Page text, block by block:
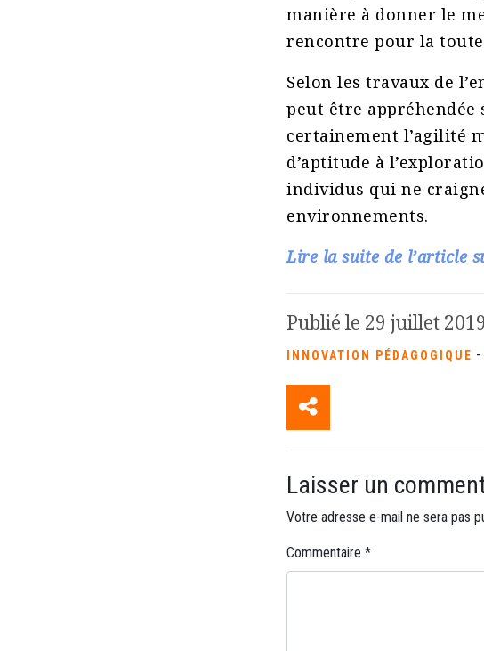
manière à donner le
rencontre pour la
Selon les travaux de
peut être appréhendée
certainement l’agilité
d’aptitude à
individus qui ne
environnements.
Lire la suite de l’article
Publié le 29 juillet 2019
INNOVATION PÉDAGOGIQUE -
Laisser un
Votre adresse e-mail ne sera pas
Commentaire *